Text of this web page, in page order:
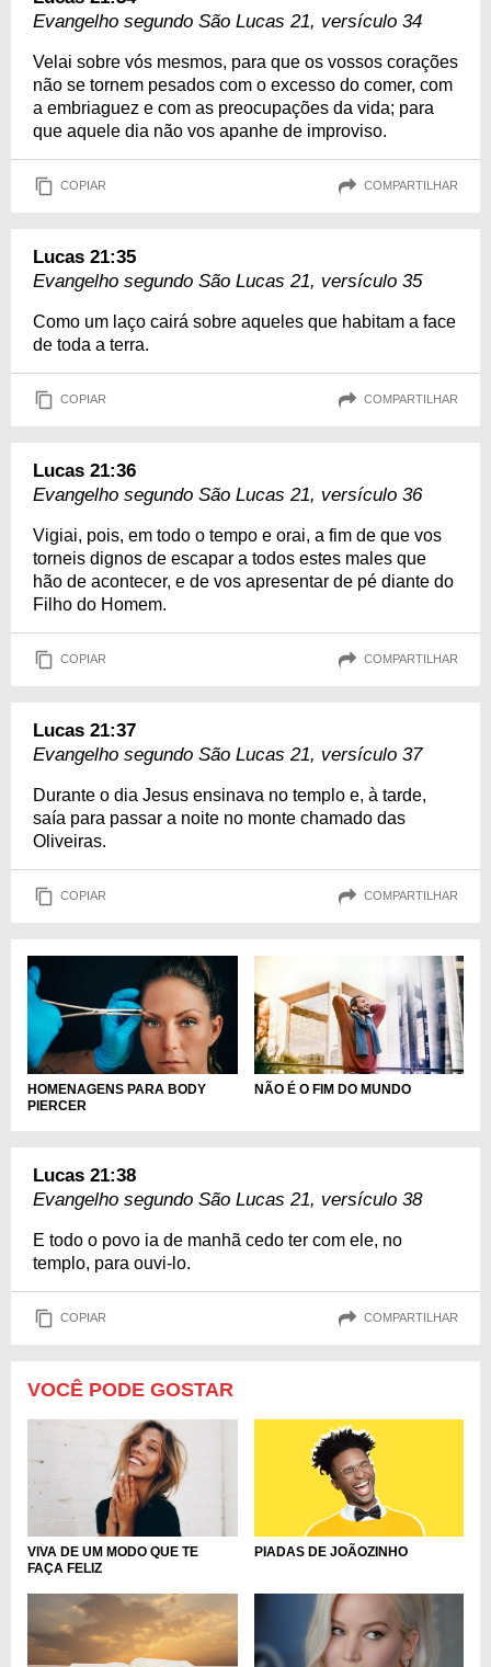
Evangelho segundo São Lucas 21, versículo 34
Velai sobre vós mesmos, para que os vossos corações
não se tornem pesados com o excesso do comer, com
a embriaguez e com as preocupações da vida; para
que aquele dia não vos apanhe de improviso.
COPIAR COMPARTILHAR
Lucas 21:35
Evangelho segundo São Lucas 21, versículo 35
Como um laço cairá sobre aqueles que habitam a face
de toda a terra.
COPIAR COMPARTILHAR
Lucas 21:36
Evangelho segundo São Lucas 21, versículo 36
Vigiai, pois, em todo o tempo e orai, a fim de que vos
torneis dignos de escapar a todos estes males que
hão de acontecer, e de vos apresentar de pé diante do
Filho do Homem.
COPIAR COMPARTILHAR
Lucas 21:37
Evangelho segundo São Lucas 21, versículo 37
Durante o dia Jesus ensinava no templo e, à tarde,
saía para passar a noite no monte chamado das
Oliveiras.
COPIAR COMPARTILHAR
HOMENAGENS PARA BODY
PIERCER
NÃO É O FIM DO MUNDO
Lucas 21:38
Evangelho segundo São Lucas 21, versículo 38
E todo o povo ia de manhã cedo ter com ele, no
templo, para ouvi-lo.
COPIAR COMPARTILHAR
VOCÊ PODE GOSTAR
VIVA DE UM MODO QUE TE
FAÇA FELIZ
PIADAS DE JOÃOZINHO